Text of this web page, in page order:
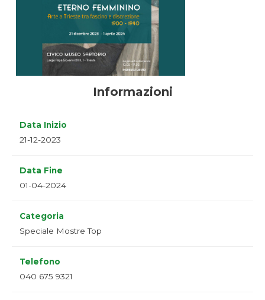
Informazioni
Data Inizio
21-12-2023
Data Fine
01-04-2024
Categoria
Speciale Mostre Top
Telefono
040 675 9321